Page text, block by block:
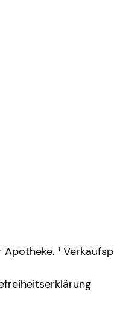
Apotheke. ¹